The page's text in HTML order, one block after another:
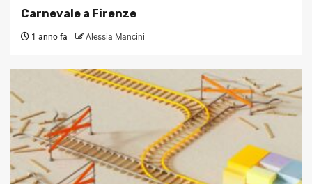
Carnevale a Firenze
1 anno fa Alessia Mancini